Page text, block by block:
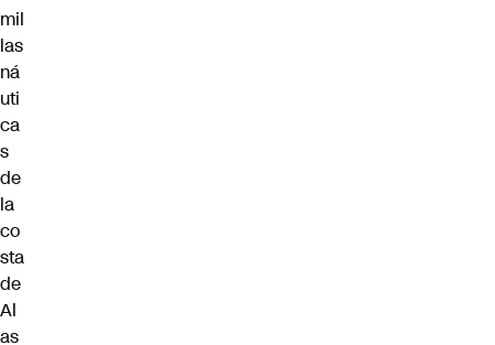
mil
las
ná
uti
ca
s
de
la
co
sta
de
Al
as